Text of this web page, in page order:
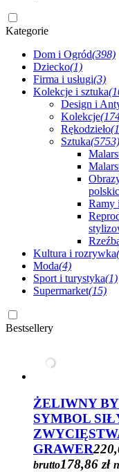
Kategorie
Dom i Ogród(398)
Dziecko(1)
Firma i usługi(3)
Kolekcje i sztuka
Design i
Kolekcje
Rękodzieło
Sztuka(5753)
Ramy
Kultura i rozrywka
Moda(4)
Sport i turystyka(1)
Supermarket(15)
Bestsellery
ŻELIWNY
SYMBOL
GRAWER
brutto178,86 zł